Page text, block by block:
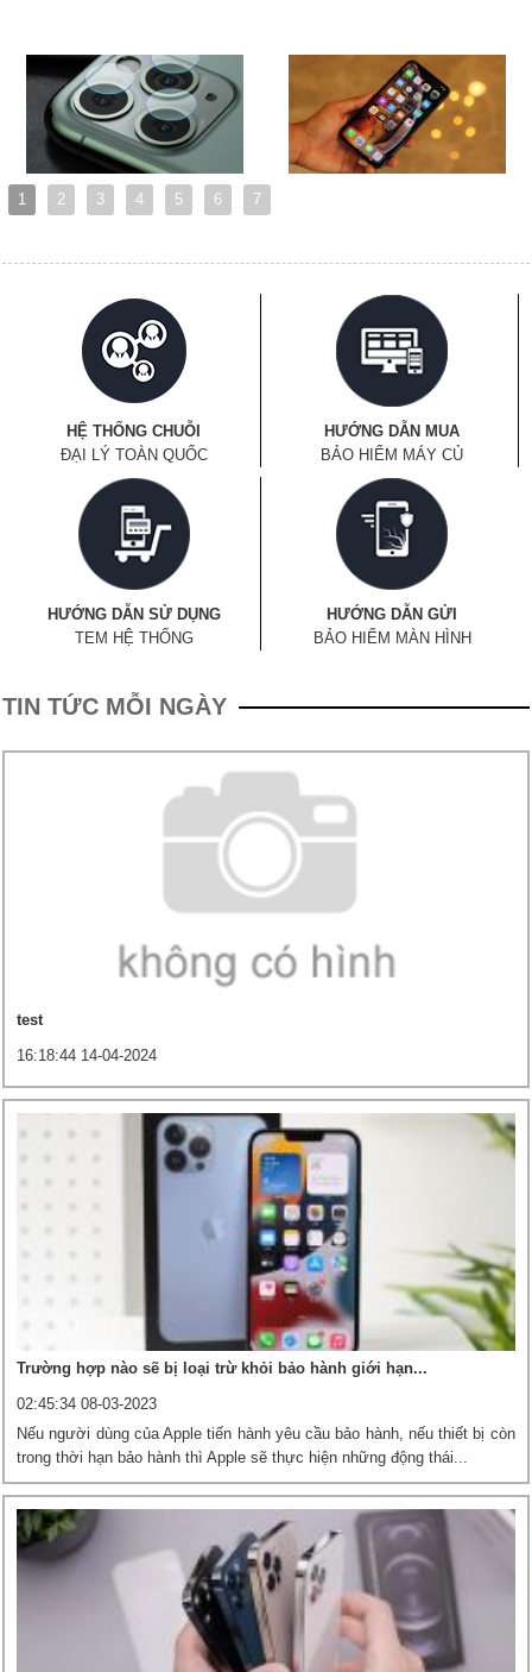
1 2 3 4 5 6 7
HỆ THỐNG CHUỖI
ĐẠI LÝ TOÀN QUỐC
HƯỚNG DẪN MUA
BẢO HIỂM MÁY CỦ
HƯỚNG DẪN SỬ DỤNG
TEM HỆ THỐNG
HƯỚNG DẪN GỬI
BẢO HIỂM MÀN HÌNH
TIN TỨC MỖI NGÀY
test
16:18:44 14-04-2024
Trường hợp nào sẽ bị loại trừ khỏi bảo hành giới hạn...
02:45:34 08-03-2023
Nếu người dùng của Apple tiến hành yêu cầu bảo hành, nếu thiết bị còn
trong thời hạn bảo hành thì Apple sẽ thực hiện những động thái...